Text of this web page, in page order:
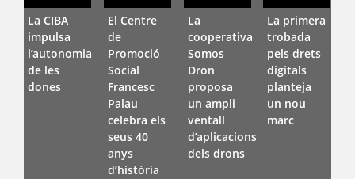
La CIBA
impulsa
l’autonomia
de les
dones
El Centre
de
Promoció
Social
Francesc
Palau
celebra els
seus 40
anys
d’història
La
cooperativa
Somos
Dron
proposa
un ampli
ventall
d’aplicacions
dels drons
La primera
trobada
pels drets
digitals
planteja
un nou
marc